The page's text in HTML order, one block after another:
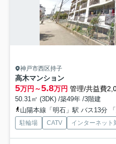
神戸市西区持子
高木マンション
5万円～5.8万円 管理/共益費
50.31㎡ (3DK) /築49年 /3階建
山陽本線「明石」駅 バス13分
駐輪場 CATV インターネット